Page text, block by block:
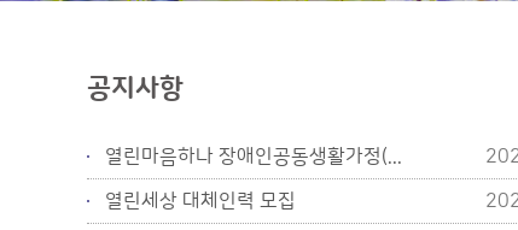
공지사항
열린마음하나 장애인공동생활가정(...
열린세상 대체인력 모집